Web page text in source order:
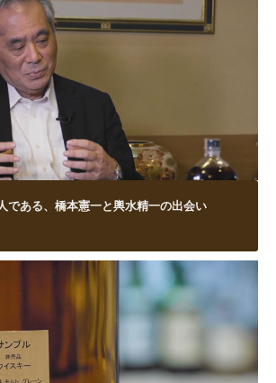
である、橋本憲一と輿水精一の出会い